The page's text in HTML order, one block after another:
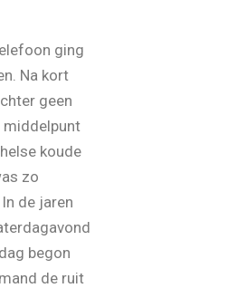
ging
Na kort
geen
middelpunt
koude
zo
de jaren
begon
de ruit